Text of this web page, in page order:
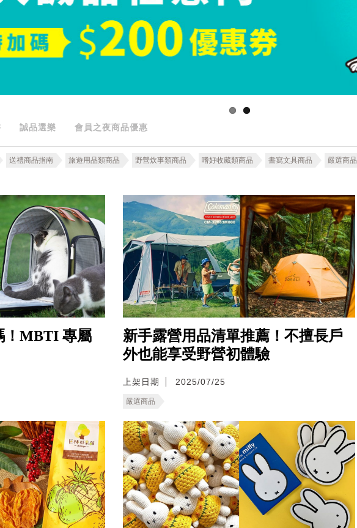
誠品選樂 會員之夜商品優惠
送禮商品指南 旅遊用品類商品 野營炊事類商品 嗜好收藏類商品 書寫文具商品 嚴選商品
！MBTI 專屬
新手露營用品清單推薦！不擅長戶
外也能享受野營初體驗
上架日期 2025/07/25
嚴選商品